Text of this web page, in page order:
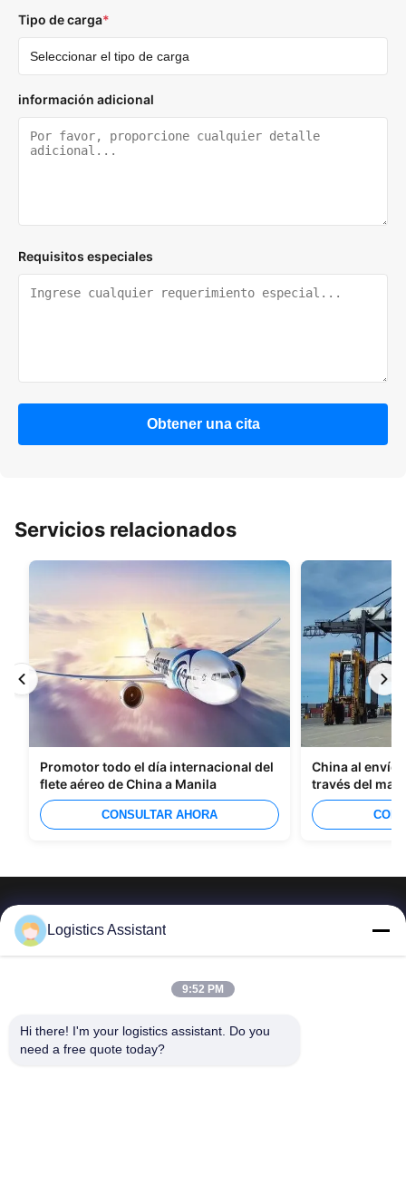
Tipo de carga*
información adicional
Requisitos especiales
Obtener una cita
Servicios relacionados
Promotor todo el día internacional del
flete aéreo de China a Manila
CONSULTAR AHORA
China al envío
través del mar
Elíjanos y nunca nos olvidarán
Enlaces
Contáctenos
Logistics Assistant
9:52 PM
Hi there! I'm your logistics assistant. Do you
need a free quote today?